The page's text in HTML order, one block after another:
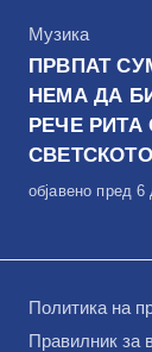
КАтегорија
Музика
ПРВПАТ
НЕМА ДА
РЕЧЕ РИТА
Објавено
објавено пред 6
Политика на
Правилник за